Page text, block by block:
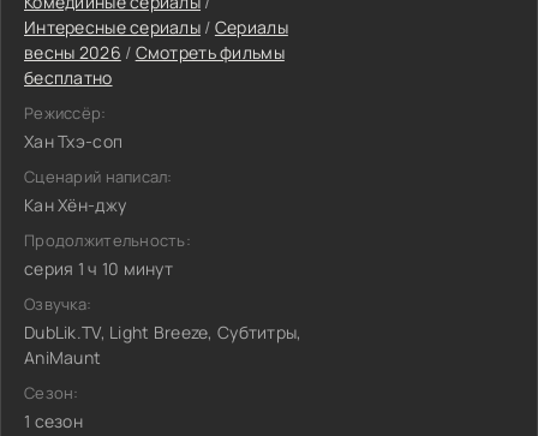
Интересные сериалы / Сериалы
весны 2026 / Смотреть фильмы
бесплатно
Режиссёр:
Хан Тхэ-соп
Сценарий написал:
Кан Хён-джу
Продолжительность:
серия 1 ч 10 минут
Озвучка:
DubLik.TV, Light Breeze, Субтитры,
AniMaunt
Сезон:
1 сезон